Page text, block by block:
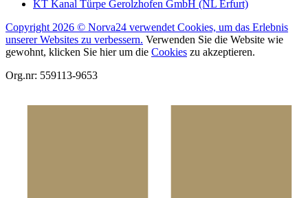
KT Kanal Türpe Gerolzhofen GmbH (NL Erfurt)
Copyright 2026 © Norva24 verwendet Cookies, um das Erlebnis
unserer Websites zu verbessern. Verwenden Sie die Website wie
gewohnt, klicken Sie hier um die Cookies zu akzeptieren.
Org.nr: 559113-9653